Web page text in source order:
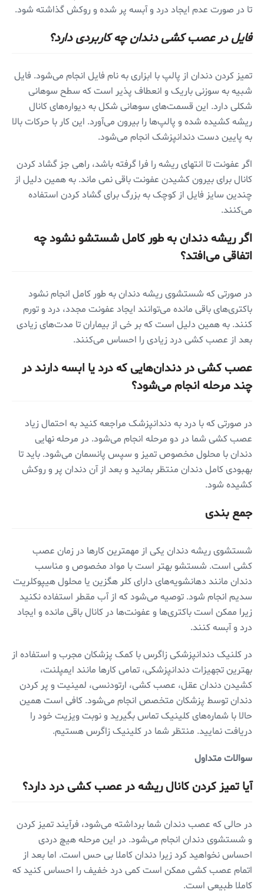
تا در صورت عدم ایجاد درد و آبسه پر شده و روکش گذاشته شود.
فایل در عصب کشی دندان چه کاربردی دارد؟
تمیز کردن دندان از پالپ با ابزاری به نام فایل انجام می‌شود. فایل
شبیه به سوزنی باریک و انعطاف پذیر است که سطح سوهانی
شکلی دارد. این قسمت‌های سوهانی شکل به دیواره‌های کانال
ریشه کشیده شده و پالپ‌ها را بیرون می‌آورد. این کار با حرکات بالا
به پایین دست دندانپزشک انجام می‌شود.
اگر عفونت تا انتهای ریشه را فرا گرفته باشد، راهی جز گشاد کردن
کانال برای بیرون کشیدن عفونت باقی نمی ماند. به همین دلیل از
چندین سایز فایل از کوچک به بزرگ برای گشاد کردن استفاده
می‌کنند.
اگر ریشه دندان به طور کامل شستشو نشود چه
اتفاقی می‌افتد؟
در صورتی که شستشوی ریشه دندان به طور کامل انجام نشود
باکتری‌های باقی مانده می‌توانند ایجاد عفونت مجدد، درد و تورم
کنند. به همین دلیل است که بر خی از بیماران تا مدت‌های زیادی
بعد از عصب کشی درد زیادی را احساس می‌کنند.
عصب کشی در دندان‌هایی که درد یا ابسه دارند در
چند مرحله انجام می‌شود؟
در صورتی که با درد به دندانپزشک مراجعه کنید به احتمال زیاد
عصب کشی شما در دو مرحله انجام می‌شود. در مرحله نهایی
دندان با محلول مخصوص تمیز و سپس پانسمان می‌شود. باید تا
بهبودی کامل دندان منتظر بمانید و بعد از آن دندان پر و روکش
کشیده شود.
جمع بندی
شستشوی ریشه دندان یکی از مهمترین کار‌ها در زمان عصب
کشی است. شستشو بهتر است با مواد مخصوص و مناسب
دندان مانند دهانشویه‌های دارای کلر هگزین یا محلول هیپوکلریت
سدیم انجام شود. توصیه می‌شود که از آب مقطر استفاده نکنید
زیرا ممکن است باکتری‌ها و عفونت‌ها در کانال باقی مانده و ایجاد
درد و آبسه کنند.
در کلنیک دندانپزشکی زاگرس با کمک پزشکان مجرب و استفاده از
بهترین تجهیزات دندانپزشکی، تمامی کار‌ها مانند ایمپلنت،
کشیدن دندان عقل، عصب کشی، ارتودنسی، لمینیت و پر کردن
دندان توسط پزشکان متخصص انجام می‌شود. کافی است همین
حالا با شماره‌های کلینیک تماس بگیرید و نوبت ویزیت خود را
دریافت نمایید. منتظر شما در کلینیک زاگرس هستیم.
سوالات متداول
آیا تمیز کردن کانال ریشه در عصب کشی درد دارد؟
در حالی که عصب دندان شما برداشته می‌شود، فرآیند تمیز کردن
و شستشوی دندان انجام می‌شود. در این مرحله هیچ دردی
احساس نخواهید کرد زیرا دندان کاملا بی حس است. اما بعد از
اتمام عصب کشی ممکن است کمی درد خفیف را احساس کنید که
کاملا طبیعی است.